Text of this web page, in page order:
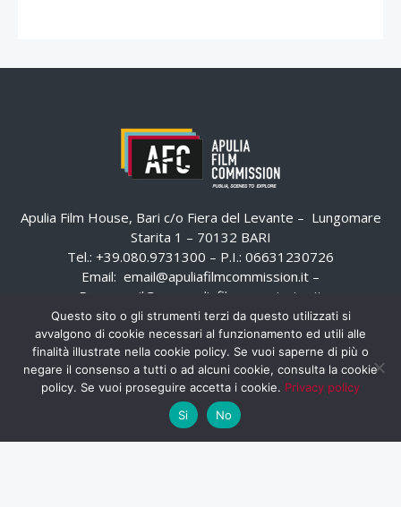
Apulia Film House, Bari c/o Fiera del Levante – Lungomare
Starita 1 – 70132 BARI
Tel.: +39.080.9731300 – P.I.: 06631230726
Email: email@apuliafilmcommission.it –
Pec:
email@pec.apuliafilmcommission.it
Questo sito o gli strumenti terzi da questo utilizzati si
avvalgono di cookie necessari al funzionamento ed utili alle
finalità illustrate nella cookie policy. Se vuoi saperne di più o
negare il consenso a tutti o ad alcuni cookie, consulta la cookie
policy. Se vuoi proseguire accetta i cookie. Privacy policy
Si
No